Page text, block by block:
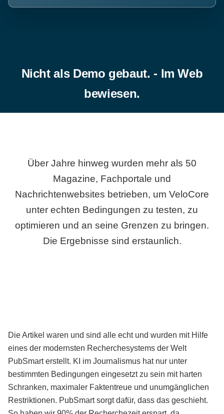
Nicht als Demo gebaut. - Im Web
bewiesen.
Über Jahre hinweg wurden mehr als 50
Magazine, Fachportale und
Nachrichtenwebsites betrieben, um VeloCore
unter echten Bedingungen zu testen, zu
optimieren und an seine Grenzen zu bringen.
Die Ergebnisse sind erstaunlich.
Die Artikel waren und sind alle echt und wurden mit Hilfe
eines der modernsten Recherchesystems der Welt
PubSmart erstellt. KI im Journalismus hat nur unter
bestimmten Bedingungen eingesetzt zu sein mit harten
Schranken, maximaler Faktentreue und unumgänglichen
Restriktionen. PubSmart sorgt dafür, dass das geschieht.